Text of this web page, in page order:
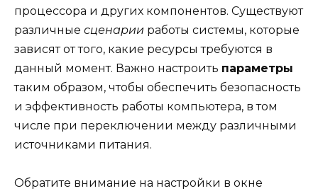
процессора и других компонентов. Существуют
различные сценарии работы системы, которые
зависят от того, какие ресурсы требуются в
данный момент. Важно настроить параметры
таким образом, чтобы обеспечить безопасность
и эффективность работы компьютера, в том
числе при переключении между различными
источниками питания.
Обратите внимание на настройки в окне